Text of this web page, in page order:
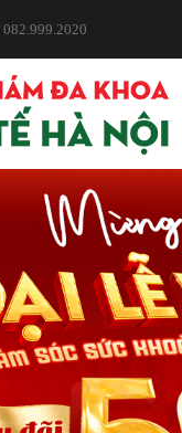
082.999.2020